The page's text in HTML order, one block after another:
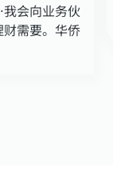
会向业务伙
需要。华侨